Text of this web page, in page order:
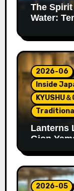
The
Water:
2026-06
Inside
KYUSHU
Lanterns
Gion
2026-05